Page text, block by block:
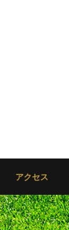
アクセス